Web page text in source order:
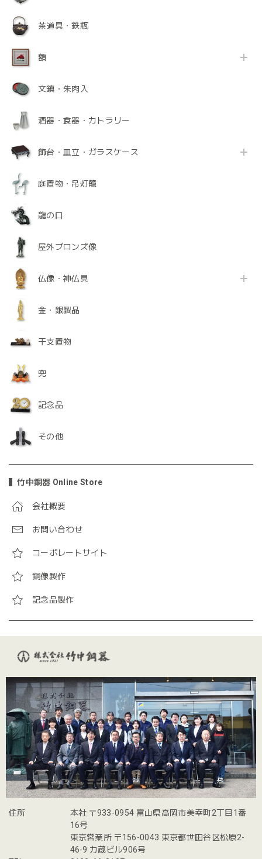
茶道具・鉄瓶
額
文鎮・朱肉入
酒器・食器・カトラリー
飾台・皿立・ガラスケース
庭置物・吊灯籠
龍の口
屋外ブロンズ像
仏像・神仏具
金・銀製品
干支置物
兜
記念品
その他
竹中銅器 Online Store
会社概要
お問い合わせ
コーポレートサイト
銅像製作
記念品製作
住所
本社 〒933-0954 富山県高岡市美幸町2丁目1番
16号
東京営業所 〒156-0043 東京都世田谷区松原2-
46-9 力蔵ビル906号